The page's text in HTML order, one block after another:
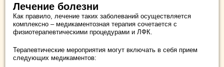
Лечение болезни
Как правило, лечение таких заболеваний осуществляется
комплексно – медикаментозная терапия сочетается с
физиотерапевтическими процедурами и ЛФК.
Терапевтические мероприятия могут включать в себя прием
следующих медикаментов: